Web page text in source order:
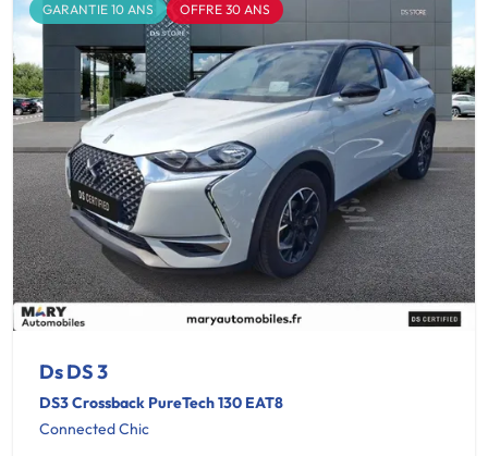
GARANTIE 10 ANS OFFRE 30 ANS
Ds DS 3
DS3 Crossback PureTech 130 EAT8
Connected Chic